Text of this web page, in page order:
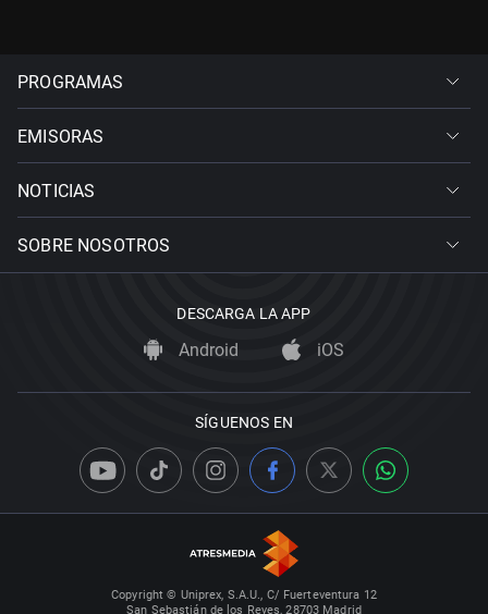
PROGRAMAS
EMISORAS
NOTICIAS
SOBRE NOSOTROS
DESCARGA LA APP
Android iOS
SÍGUENOS EN
Copyright © Uniprex, S.A.U., C/ Fuerteventura 12
San Sebastián de los Reyes, 28703 Madrid